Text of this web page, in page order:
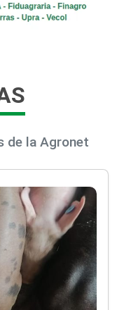
de la Agronet